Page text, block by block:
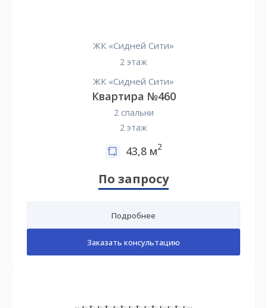
ЖК «Сидней Сити»
2 этаж
ЖК «Сидней Сити»
Квартира №460
2 спальни
2 этаж
43,8 м2
По запросу
Подробнее
Заказать консультацию